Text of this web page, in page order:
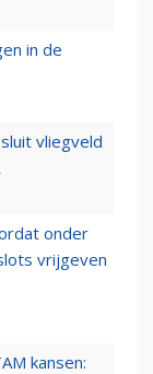
in de
vliegveld
onder
vrijgeven
kansen: